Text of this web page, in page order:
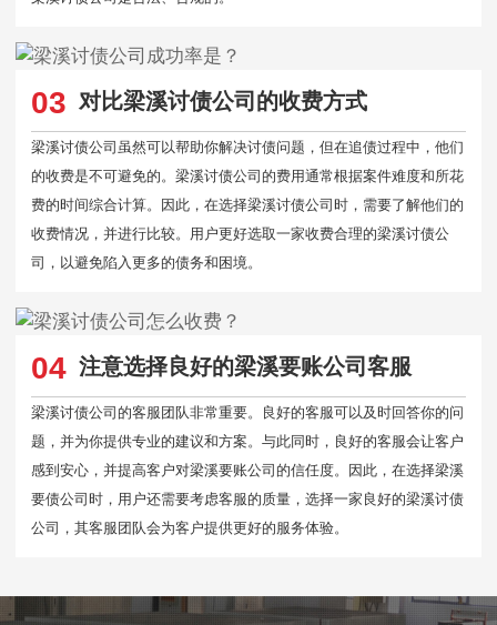
03 对比梁溪讨债公司的收费方式
梁溪讨债公司虽然可以帮助你解决讨债问题，但在追债过程中，他们
的收费是不可避免的。梁溪讨债公司的费用通常根据案件难度和所花
费的时间综合计算。因此，在选择梁溪讨债公司时，需要了解他们的
收费情况，并进行比较。用户更好选取一家收费合理的梁溪讨债公
司，以避免陷入更多的债务和困境。
04 注意选择良好的梁溪要账公司客服
梁溪讨债公司的客服团队非常重要。良好的客服可以及时回答你的问
题，并为你提供专业的建议和方案。与此同时，良好的客服会让客户
感到安心，并提高客户对梁溪要账公司的信任度。因此，在选择梁溪
要债公司时，用户还需要考虑客服的质量，选择一家良好的梁溪讨债
公司，其客服团队会为客户提供更好的服务体验。